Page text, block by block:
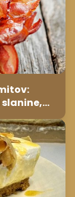
radi